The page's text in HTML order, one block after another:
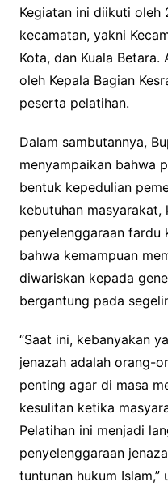
Kegiatan ini diikuti
kecamatan, yakni
Kota, dan Kuala
oleh Kepala Bagian
peserta pelatihan.
Dalam sambutannya,
menyampaikan bahwa
bentuk kepedulian
kebutuhan masyarakat,
penyelenggaraan fardu
bahwa kemampuan
diwariskan kepada
bergantung pada
“Saat ini, kebanyakan
jenazah adalah orang-
penting agar di masa
kesulitan ketika
Pelatihan ini menjadi
penyelenggaraan
tuntunan hukum Islam,”